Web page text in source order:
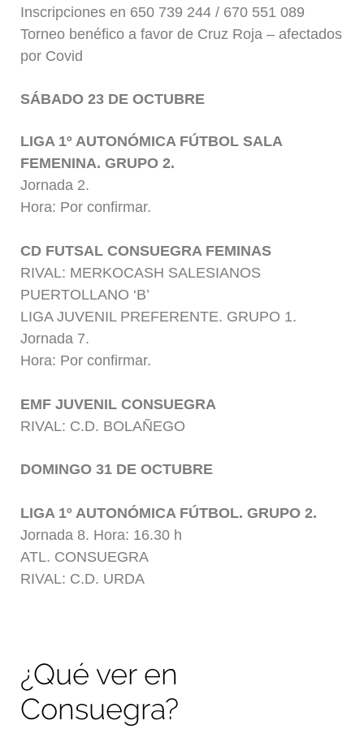
Inscripciones en 650 739 244 / 670 551 089
Torneo benéfico a favor de Cruz Roja – afectados
por Covid
SÁBADO 23 DE OCTUBRE
LIGA 1º AUTONÓMICA FÚTBOL SALA
FEMENINA. GRUPO 2.
Jornada 2.
Hora: Por confirmar.
CD FUTSAL CONSUEGRA FEMINAS
RIVAL: MERKOCASH SALESIANOS
PUERTOLLANO ‘B’
LIGA JUVENIL PREFERENTE. GRUPO 1.
Jornada 7.
Hora: Por confirmar.
EMF JUVENIL CONSUEGRA
RIVAL: C.D. BOLAÑEGO
DOMINGO 31 DE OCTUBRE
LIGA 1º AUTONÓMICA FÚTBOL. GRUPO 2.
Jornada 8. Hora: 16.30 h
ATL. CONSUEGRA
RIVAL: C.D. URDA
¿Qué ver en
Consuegra?